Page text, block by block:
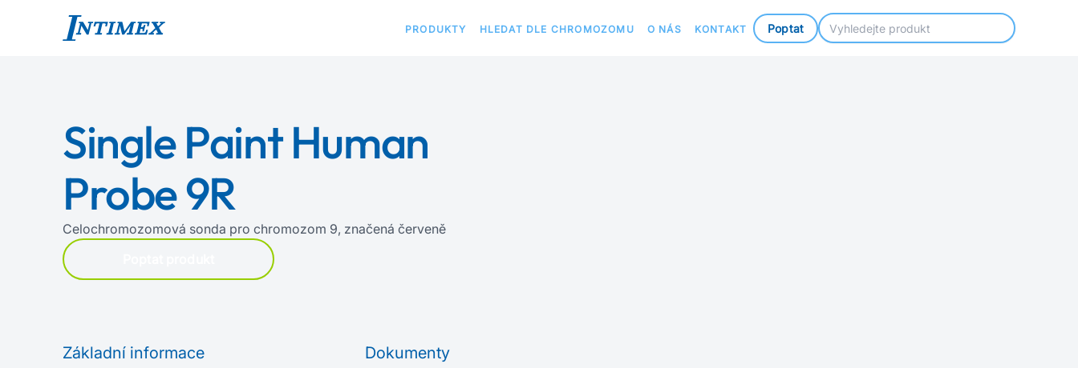
PRODUKTY HLEDAT DLE CHROMOZOMU O NÁS KONTAKT Poptat
Single Paint Human
Probe 9R
Celochromozomová sonda pro chromozom 9, značená červeně
Základní informace Dokumenty